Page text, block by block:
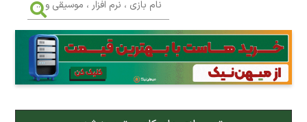
کتاب
بازی
،
نرم
افزار
،
موسیقی
...